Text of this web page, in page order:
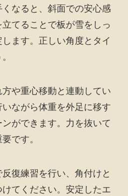
なると、斜面での安心感
てることで板が雪をしっ
ます。正しい角度とタイ
や重心移動と連動してい
ながら体重を外足に移す
ができます。力を抜いて
です。
復練習を行い、角付けと
てください。安定したエ